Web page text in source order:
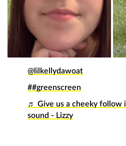
@lilkellydawoat
##greenscreen
♬ Give us a cheeky follow
sound - Lizzy